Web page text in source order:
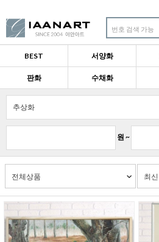
번호 검색 가능
BEST 서양화
판화 수채화
원 ~